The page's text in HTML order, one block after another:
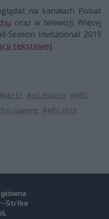
na kanałach Polsat
oraz w telewizji. Więcej
Season Invitational 2019
tekstowej.
#skt t1 #g2 esports #MSI
Gaming #MSI 2019
Strike